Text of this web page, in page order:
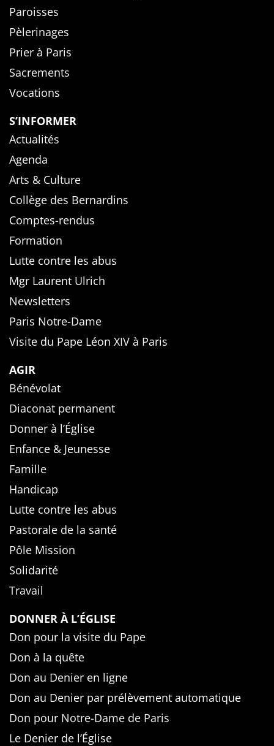
Paroisses
Pèlerinages
Prier à Paris
Sacrements
Vocations
S’INFORMER
Actualités
Agenda
Arts & Culture
Collège des Bernardins
Comptes-rendus
Formation
Lutte contre les abus
Mgr Laurent Ulrich
Newsletters
Paris Notre-Dame
Visite du Pape Léon XIV à Paris
AGIR
Bénévolat
Diaconat permanent
Donner à l’Église
Enfance & Jeunesse
Famille
Handicap
Lutte contre les abus
Pastorale de la santé
Pôle Mission
Solidarité
Travail
DONNER À L’ÉGLISE
Don pour la visite du Pape
Don à la quête
Don au Denier en ligne
Don au Denier par prélèvement automatique
Don pour Notre-Dame de Paris
Le Denier de l’Église